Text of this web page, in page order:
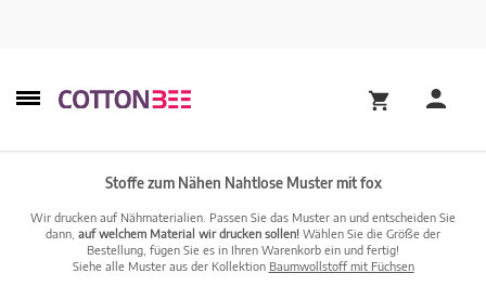
Stoffe zum Nähen Nahtlose Muster mit fox
Wir drucken auf Nähmaterialien. Passen Sie das Muster an und entscheiden Sie
dann, auf welchem Material wir drucken sollen! Wählen Sie die Größe der
Bestellung, fügen Sie es in Ihren Warenkorb ein und fertig!
Siehe alle Muster aus der Kollektion Baumwollstoff mit Füchsen